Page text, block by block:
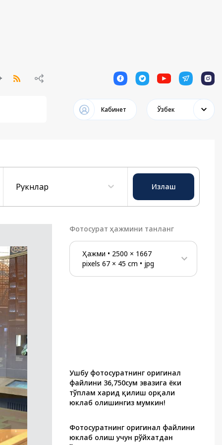
1 1 1 1 1
Кабинет Ўзбек
Рукнлар Излаш
Фотосурат ҳажмини танланг
Ҳажми • 2500 × 1667
pixels 67× 45 cm • jpg
Ушбу фотосуратнинг оригинал
файлини 36,750сум эвазига ёки
тўплам харид қилиш орқали
юклаб олишингиз мумкин!
Фотосуратнинг оригинал файлини
юклаб олиш учун рўйхатдан